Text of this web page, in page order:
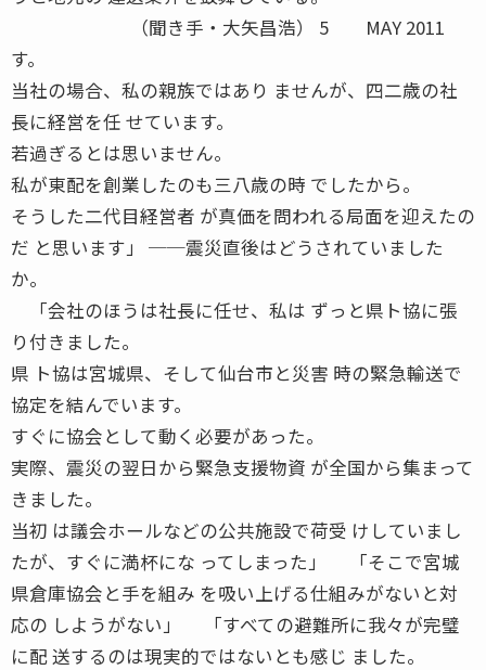
（聞き手・大矢昌浩） 5 MAY 2011
す。
当社の場合、私の親族ではあり ませんが、四二歳の社
長に経営を任 せています。
若過ぎるとは思いません。
私が東配を創業したのも三八歳の時 でしたから。
そうした二代目経営者 が真価を問われる局面を迎えたの
だ と思います」 ──震災直後はどうされていました
か。
「会社のほうは社長に任せ、私は ずっと県ト協に張
り付きました。
県 ト協は宮城県、そして仙台市と災害 時の緊急輸送で
協定を結んでいます。
すぐに協会として動く必要があった。
実際、震災の翌日から緊急支援物資 が全国から集まって
きました。
当初 は議会ホールなどの公共施設で荷受 けしていまし
たが、すぐに満杯にな ってしまった」 「そこで宮城
県倉庫協会と手を組み を吸い上げる仕組みがないと対
応の しようがない」 「すべての避難所に我々が完璧
に配 送するのは現実的ではないとも感じ ました。